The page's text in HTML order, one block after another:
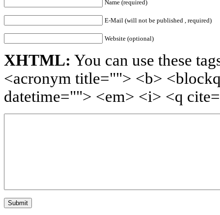
Name (required)
E-Mail (will not be published , required)
Website (optional)
XHTML: You can use these
<acronym title=""> <b>
datetime=""> <em> <i> <q